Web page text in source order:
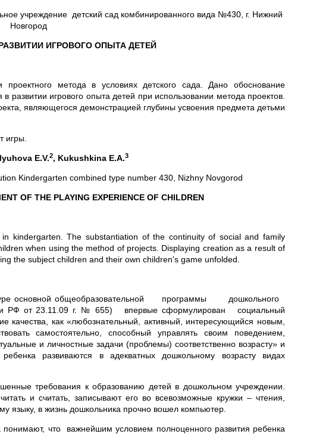
учреждение детский сад комбинированного вида №430, г. Нижний
Новгород
ИГРОВОГО ОПЫТА ДЕТЕЙ
проектного метода в условиях детского сада. Дано обоснование
развитии игрового опыта детей при использовании метода проектов.
являющегося демонстрацией глубины усвоения предмета детьми
игры.
E.V.2, Kukushkina E.A.3
Kindergarten combined type number 430, Nizhny Novgorod
OF THE PLAYING EXPERIENCE OF CHILDREN
kindergarten. The substantiation of the continuity of social and family
when using the method of projects. Displaying creation as a result of
the subject children and their own children's game unfolded.
основной общеобразовательной программы дошкольного
РФ от 23.11.09 г. № 655) впервые сформулирован социальный
качества, как «любознательный, активный, интересующийся новым,
самостоятельно, способный управлять своим поведением,
и личностные задачи (проблемы) соответственно возрасту» и
развиваются в адекватных дошкольному возрасту видах
требования к образованию детей в дошкольном учреждении.
считать, записывают его во всевозможные кружки – чтения,
языку, в жизнь дошкольника прочно вошел компьютер.
что важнейшим условием полноценного развития ребенка